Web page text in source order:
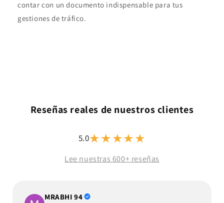
contar con un documento indispensable para tus
gestiones de tráfico.
Reseñas reales de nuestros clientes
5.0★★★★★
Lee nuestras 600+ reseñas
MRABHI 94